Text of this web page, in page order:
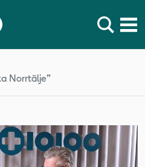
Norrtälje”